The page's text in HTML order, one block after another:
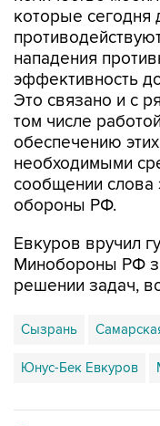
которые
нападения
эффективность
Это связано и с
том числе
обеспечению
необходимыми
сообщении слова
обороны РФ.
Евкуров вручил
Минобороны РФ
решении задач,
Сызрань
Юнус-Бек Евкуров